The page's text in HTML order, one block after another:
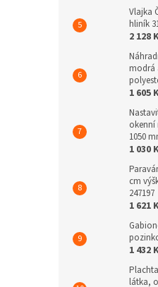
Vlajka
hliník
2 128
modrá
1 605
okenní
1050
1 030
cm
247197
1 621
1 432
látka,